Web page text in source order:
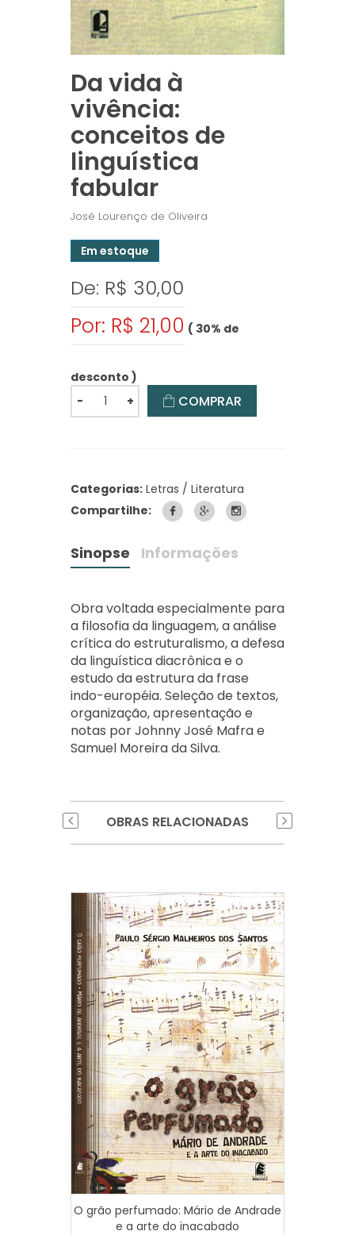
Da vida à
vivência:
conceitos de
linguística
fabular
José Lourenço de Oliveira
Em estoque
De: R$ 30,00
Por: R$ 21,00 ( 30% de
desconto )
-
+ COMPRAR
Categorias: Letras / Literatura
Compartilhe:
Sinopse Informações
Obra voltada especialmente para
a filosofia da linguagem, a análise
crítica do estruturalismo, a defesa
da linguística diacrônica e o
estudo da estrutura da frase
indo-européia. Seleção de textos,
organização, apresentação e
notas por Johnny José Mafra e
Samuel Moreira da Silva.
OBRAS RELACIONADAS
O grão perfumado: Mário de Andrade
e a arte do inacabado